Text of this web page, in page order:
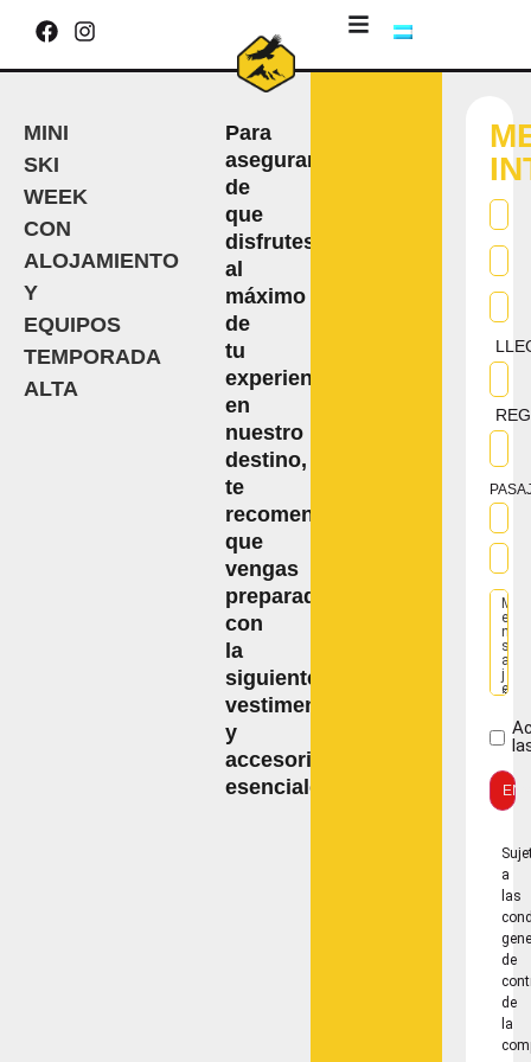
MINI
SKI
WEEK
CON
ALOJAMIENTO
Y
EQUIPOS
TEMPORADA
ALTA
a
las
de
de
la
Para
asegurarte
de
que
disfrutes
al
máximo
de
tu
experiencia
en
nuestro
destino,
te
recomendamos
que
vengas
preparado
con
la
siguiente
vestimenta
y
accesorios
esenciales: